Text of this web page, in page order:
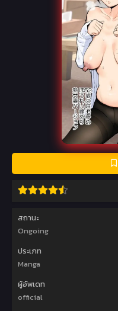
สถานะ
Ongoing
ประเภท
Manga
ผู้อัพเดท
official